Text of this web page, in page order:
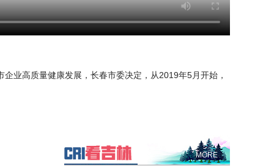
业高质量健康发展，长春市委决定，从2019年5月开始，
MORE